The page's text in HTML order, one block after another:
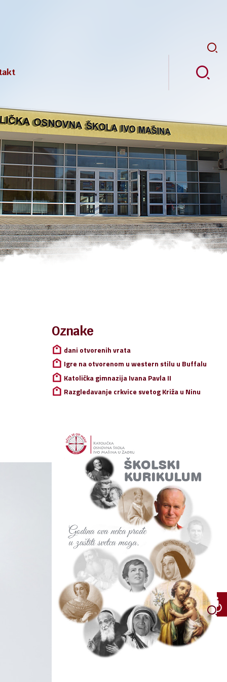
Pretraži:
Oznake
dani otvorenih vrata
Igre na otvorenom u western stilu u Buffalu
Katolička gimnazija Ivana Pavla II
Razgledavanje crkvice svetog Križa u Ninu